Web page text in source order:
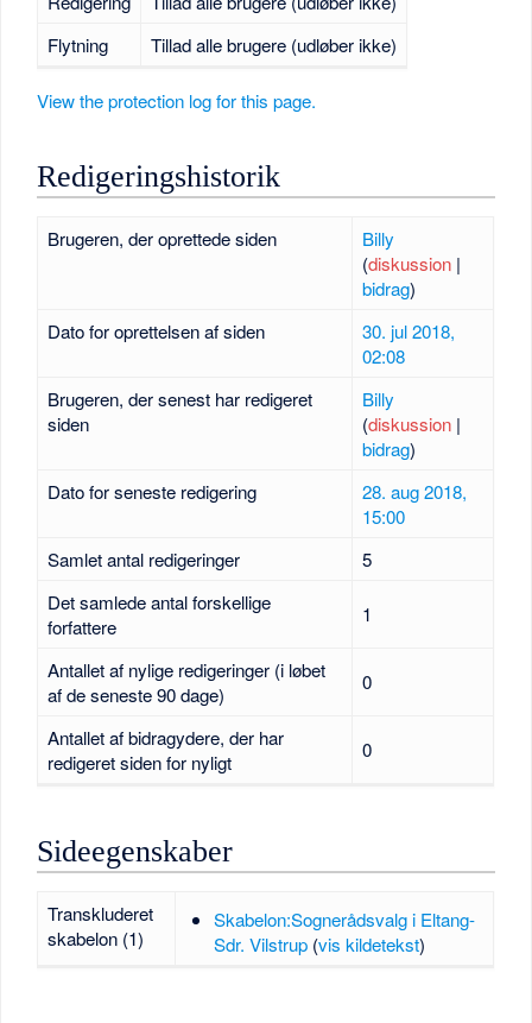
Flytning
Tillad alle brugere (udløber ikke)
View the protection log for this page.
Redigeringshistorik
Brugeren, der oprettede siden
Billy
(diskussion|
bidrag)
Dato for oprettelsen af siden
30. jul 2018,
02:08
Brugeren, der senest har redigeret
siden
Billy
(diskussion|
bidrag)
Dato for seneste redigering
28. aug 2018,
15:00
Samlet antal redigeringer
5
Det samlede antal forskellige
forfattere
1
Antallet af nylige redigeringer (i løbet
af de seneste 90 dage)
0
Antallet af bidragydere, der har
redigeret siden for nyligt
0
Sideegenskaber
Transkluderet
skabelon (1)
Skabelon:Sognerådsvalg i Eltang-
Sdr. Vilstrup (vis kildetekst)